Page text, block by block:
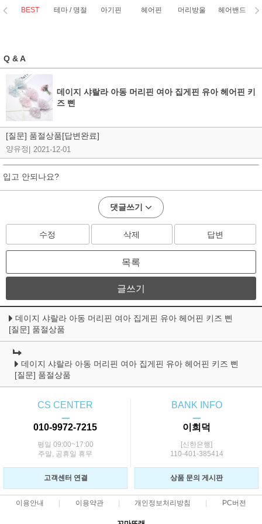
BEST 테마 / 명절 아기핀 헤어핀 머리방울 헤어밴드
Q & A
데이지 샤랄라 아동 머리핀 여아 집게핀 유아 헤어핀 키
즈 삔
[질문] 품절상품[답변완료]
양유정 2021-12-01
입고 안되나요?
댓글쓰기
수정 삭제 답변
목록
글쓰기
데이지 샤랄라 아동 머리핀 여아 집게핀 유아 헤어핀 키즈 삔
[질문] 품절상품
데이지 샤랄라 아동 머리핀 여아 집게핀 유아 헤어핀 키즈 삔
[질문] 품절상품
CS CENTER
ㅡ
010-9972-7215
평일 09:00~17:00
주말, 공휴일 휴무
BANK INFO
ㅡ
이희덕
[신한은행]
110-401-385414
고객센터 연결 상품 문의 게시판
이용안내 이용약관 개인정보처리방침 PC버전